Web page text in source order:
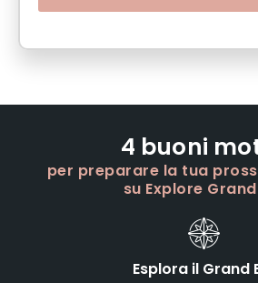
4 buoni
per preparare la tua
su Explore
Esplora il Grand